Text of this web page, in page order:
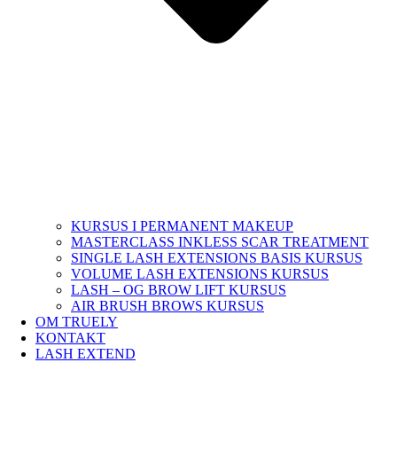
KURSUS I PERMANENT MAKEUP
MASTERCLASS INKLESS SCAR TREATMENT
SINGLE LASH EXTENSIONS BASIS KURSUS
VOLUME LASH EXTENSIONS KURSUS
LASH – OG BROW LIFT KURSUS
AIR BRUSH BROWS KURSUS
OM TRUELY
KONTAKT
LASH EXTEND